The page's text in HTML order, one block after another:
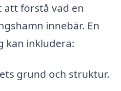
att förstå vad en
innebär. En
kan inkludera:
grund och struktur.